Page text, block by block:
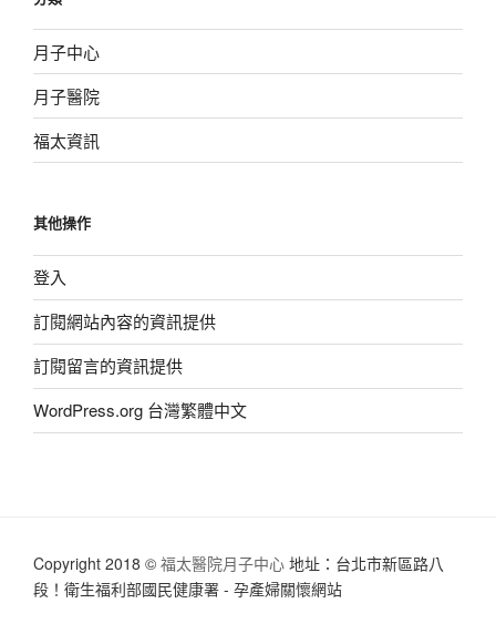
月子中心
月子醫院
福太資訊
其他操作
登入
訂閱網站內容的資訊提供
訂閱留言的資訊提供
WordPress.org 台灣繁體中文
Copyright 2018 © 福太醫院月子中心 地址：台北市新區路八
段！衛生福利部國民健康署 - 孕產婦關懷網站